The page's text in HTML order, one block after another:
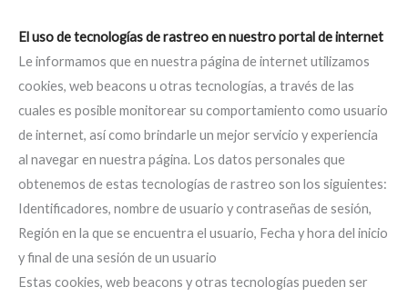
El uso de tecnologías de rastreo en nuestro portal de internet
Le informamos que en nuestra página de internet utilizamos
cookies, web beacons u otras tecnologías, a través de las
cuales es posible monitorear su comportamiento como usuario
de internet, así como brindarle un mejor servicio y experiencia
al navegar en nuestra página. Los datos personales que
obtenemos de estas tecnologías de rastreo son los siguientes:
Identificadores, nombre de usuario y contraseñas de sesión,
Región en la que se encuentra el usuario, Fecha y hora del inicio
y final de una sesión de un usuario
Estas cookies, web beacons y otras tecnologías pueden ser